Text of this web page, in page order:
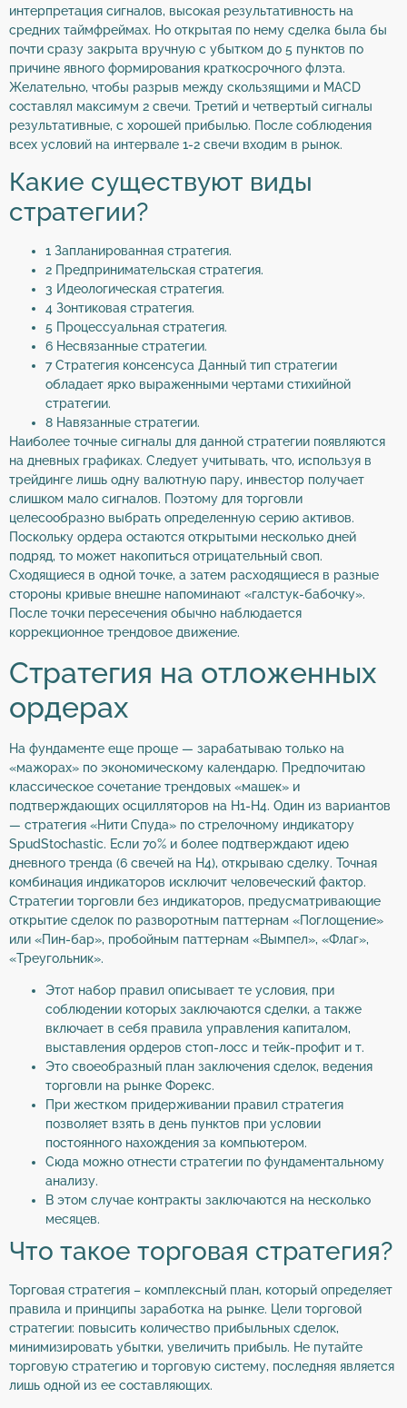
интерпретация сигналов, высокая результативность на
средних таймфреймах. Но открытая по нему сделка была бы
почти сразу закрыта вручную с убытком до 5 пунктов по
причине явного формирования краткосрочного флэта.
Желательно, чтобы разрыв между скользящими и MACD
составлял максимум 2 свечи. Третий и четвертый сигналы
результативные, с хорошей прибылью. После соблюдения
всех условий на интервале 1-2 свечи входим в рынок.
Какие существуют виды
стратегии?
1 Запланированная стратегия.
2 Предпринимательская стратегия.
3 Идеологическая стратегия.
4 Зонтиковая стратегия.
5 Процессуальная стратегия.
6 Несвязанные стратегии.
7 Стратегия консенсуса Данный тип стратегии
обладает ярко выраженными чертами стихийной
стратегии.
8 Навязанные стратегии.
Наиболее точные сигналы для данной стратегии появляются
на дневных графиках. Следует учитывать, что, используя в
трейдинге лишь одну валютную пару, инвестор получает
слишком мало сигналов. Поэтому для торговли
целесообразно выбрать определенную серию активов.
Поскольку ордера остаются открытыми несколько дней
подряд, то может накопиться отрицательный своп.
Сходящиеся в одной точке, а затем расходящиеся в разные
стороны кривые внешне напоминают «галстук-бабочку».
После точки пересечения обычно наблюдается
коррекционное трендовое движение.
Стратегия на отложенных
ордерах
На фундаменте еще проще — зарабатываю только на
«мажорах» по экономическому календарю. Предпочитаю
классическое сочетание трендовых «машек» и
подтверждающих осцилляторов на Н1-Н4. Один из вариантов
— стратегия «Нити Спуда» по стрелочному индикатору
SpudStochastic. Если 70% и более подтверждают идею
дневного тренда (6 свечей на Н4), открываю сделку. Точная
комбинация индикаторов исключит человеческий фактор.
Стратегии торговли без индикаторов, предусматривающие
открытие сделок по разворотным паттернам «Поглощение»
или «Пин-бар», пробойным паттернам «Вымпел», «Флаг»,
«Треугольник».
Этот набор правил описывает те условия, при
соблюдении которых заключаются сделки, а также
включает в себя правила управления капиталом,
выставления ордеров стоп-лосс и тейк-профит и т.
Это своеобразный план заключения сделок, ведения
торговли на рынке Форекс.
При жестком придерживании правил стратегия
позволяет взять в день пунктов при условии
постоянного нахождения за компьютером.
Сюда можно отнести стратегии по фундаментальному
анализу.
В этом случае контракты заключаются на несколько
месяцев.
Что такое торговая стратегия?
Торговая стратегия – комплексный план, который определяет
правила и принципы заработка на рынке. Цели торговой
стратегии: повысить количество прибыльных сделок,
минимизировать убытки, увеличить прибыль. Не путайте
торговую стратегию и торговую систему, последняя является
лишь одной из ее составляющих.